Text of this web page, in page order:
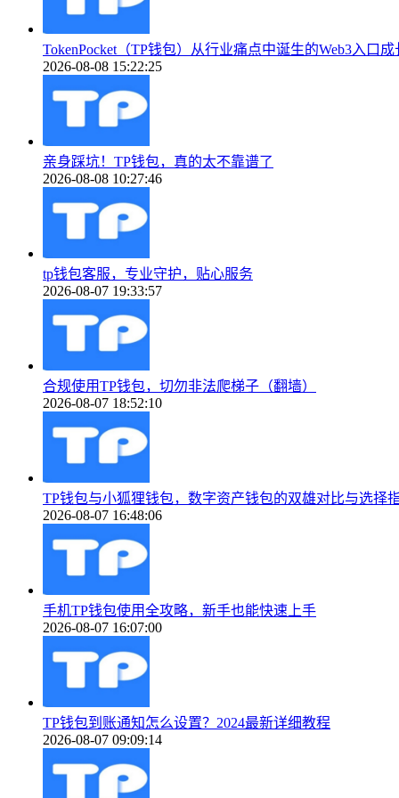
TokenPocket（TP钱包）从行业痛点中诞生的Web3入口
2026-08-08 15:22:25
亲身踩坑！TP钱包，真的太不靠谱了
2026-08-08 10:27:46
tp钱包客服，专业守护，贴心服务
2026-08-07 19:33:57
合规使用TP钱包，切勿非法爬梯子（翻墙）
2026-08-07 18:52:10
TP钱包与小狐狸钱包，数字资产钱包的双雄对比与选择
2026-08-07 16:48:06
手机TP钱包使用全攻略，新手也能快速上手
2026-08-07 16:07:00
TP钱包到账通知怎么设置？2024最新详细教程
2026-08-07 09:09:14